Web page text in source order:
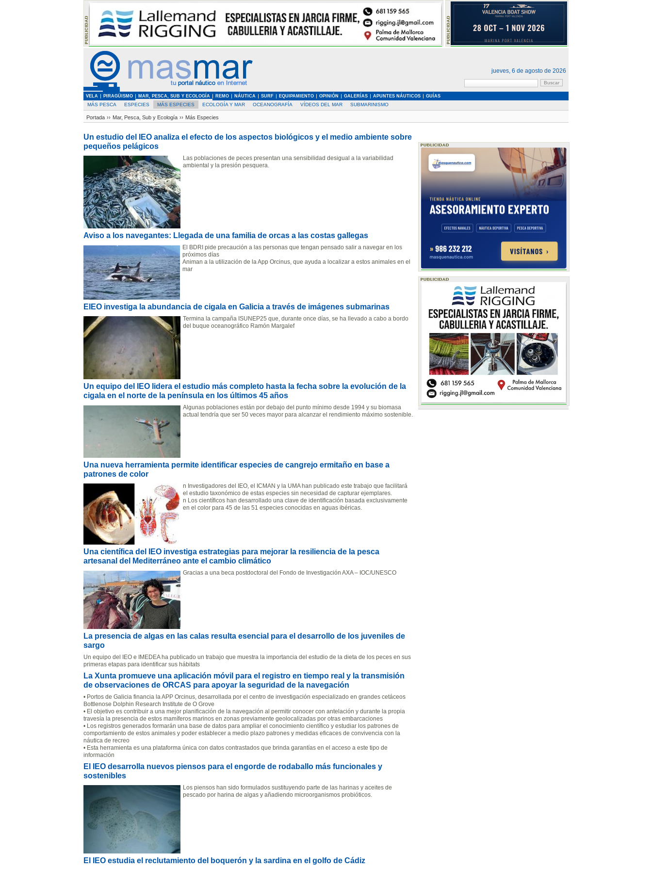
jueves, 6 de agosto de 2026
VELA PIRAGÜISMO MAR, PESCA, SUB Y ECOLOGÍA REMO NÁUTICA SURF EQUIPAMIENTO OPINIÓN GALERÍAS APUNTES NÁUTICOS GUÍAS
MÁS PESCA ESPECIES MÁS ESPECIES ECOLOGÍA Y MAR OCEANOGRAFÍA VÍDEOS DEL MAR SUBMARINISMO
Portada ›› Mar, Pesca, Sub y Ecología ›› Más Especies
Un estudio del IEO analiza el efecto de los aspectos biológicos y el medio ambiente sobre
pequeños pelágicos
Las poblaciones de peces presentan una sensibilidad desigual a la variabilidad
ambiental y la presión pesquera.
Aviso a los navegantes: Llegada de una familia de orcas a las costas gallegas
El BDRI pide precaución a las personas que tengan pensado salir a navegar en los
próximos días
Animan a la utilización de la App Orcinus, que ayuda a localizar a estos animales en el
mar
EIEO investiga la abundancia de cigala en Galicia a través de imágenes submarinas
Termina la campaña ISUNEP25 que, durante once días, se ha llevado a cabo a bordo
del buque oceanográfico Ramón Margalef
Un equipo del IEO lidera el estudio más completo hasta la fecha sobre la evolución de la
cigala en el norte de la península en los últimos 45 años
Algunas poblaciones están por debajo del punto mínimo desde 1994 y su biomasa
actual tendría que ser 50 veces mayor para alcanzar el rendimiento máximo sostenible.
Una nueva herramienta permite identificar especies de cangrejo ermitaño en base a
patrones de color
n Investigadores del IEO, el ICMAN y la UMA han publicado este trabajo que facilitará
el estudio taxonómico de estas especies sin necesidad de capturar ejemplares.
n Los científicos han desarrollado una clave de identificación basada exclusivamente
en el color para 45 de las 51 especies conocidas en aguas ibéricas.
Una científica del IEO investiga estrategias para mejorar la resiliencia de la pesca
artesanal del Mediterráneo ante el cambio climático
Gracias a una beca postdoctoral del Fondo de Investigación AXA – IOC/UNESCO
La presencia de algas en las calas resulta esencial para el desarrollo de los juveniles de
sargo
Un equipo del IEO e IMEDEA ha publicado un trabajo que muestra la importancia del estudio de la dieta de los peces en sus
primeras etapas para identificar sus hábitats
La Xunta promueve una aplicación móvil para el registro en tiempo real y la transmisión
de observaciones de ORCAS para apoyar la seguridad de la navegación
• Portos de Galicia financia la APP Orcinus, desarrollada por el centro de investigación especializado en grandes cetáceos
Bottlenose Dolphin Research Institute de O Grove
• El objetivo es contribuir a una mejor planificación de la navegación al permitir conocer con antelación y durante la propia
travesía la presencia de estos mamíferos marinos en zonas previamente geolocalizadas por otras embarcaciones
• Los registros generados formarán una base de datos para ampliar el conocimiento científico y estudiar los patrones de
comportamiento de estos animales y poder establecer a medio plazo patrones y medidas eficaces de convivencia con la
náutica de recreo
• Esta herramienta es una plataforma única con datos contrastados que brinda garantías en el acceso a este tipo de
información
El IEO desarrolla nuevos piensos para el engorde de rodaballo más funcionales y
sostenibles
Los piensos han sido formulados sustituyendo parte de las harinas y aceites de
pescado por harina de algas y añadiendo microorganismos probióticos.
El IEO estudia el reclutamiento del boquerón y la sardina en el golfo de Cádiz